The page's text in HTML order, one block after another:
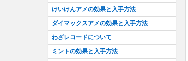
けいけんアメの効果と入手方法
ダイマックスアメの効果と入手方法
わざレコードについて
ミントの効果と入手方法